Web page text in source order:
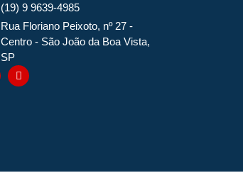
(19) 9 9639-4985
Rua Floriano Peixoto, nº 27 -
Centro - São João da Boa Vista,
SP